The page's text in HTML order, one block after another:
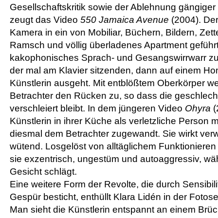
Gesellschaftskritik sowie der Ablehnung
zeugt das Video 550 Jamaica Avenue (2004).
Kamera in ein von Mobiliar, Büchern, Bildern,
Ramsch und völlig überladenes Apartment
kakophonisches Sprach- und Gesangswirrwarr
der mal am Klavier sitzenden, dann auf einem
Künstlerin ausgeht. Mit entblößtem Oberkörper
Betrachter den Rücken zu, so dass die
verschleiert bleibt. In dem jüngeren Video Ohyra
Künstlerin in ihrer Küche als verletzliche Person
diesmal dem Betrachter zugewandt. Sie wirkt
wütend. Losgelöst von alltäglichem
sie exzentrisch, ungestüm und autoaggressiv,
Gesicht schlägt.
Eine weitere Form der Revolte, die durch
Gespür besticht, enthüllt Klara Lidén in der
Man sieht die Künstlerin entspannt an einem